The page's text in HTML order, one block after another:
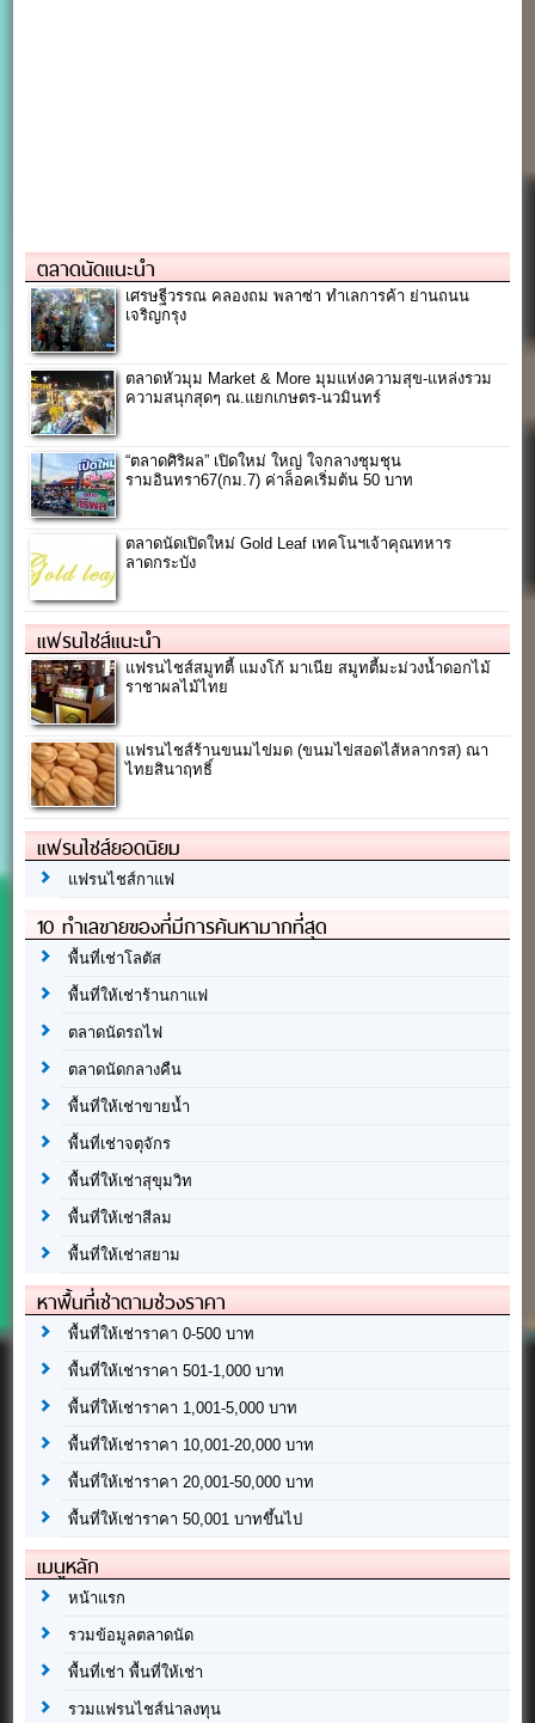
ตลาดนัดแนะนำ
เศรษฐีวรรณ คลองถม พลาซ่า ทำเลการค้า ย่านถนน
เจริญกรุง
ตลาดหัวมุม Market & More มุมแห่งความสุข-แหล่งรวม
ความสนุกสุดๆ ณ.แยกเกษตร-นวมินทร์
“ตลาดศิริผล” เปิดใหม่ ใหญ่ ใจกลางชุมชุน
รามอินทรา67(กม.7) ค่าล็อคเริ่มต้น 50 บาท
ตลาดนัดเปิดใหม่ Gold Leaf เทคโนฯเจ้าคุณทหาร
ลาดกระบัง
แฟรนไชส์แนะนำ
แฟรนไชส์สมูทตี้ แมงโก้ มาเนีย สมูทตี้มะม่วงน้ำดอกไม้
ราชาผลไม้ไทย
แฟรนไชส์ร้านขนมไข่มด (ขนมไข่สอดไส้หลากรส) ณา
ไทยสินาฤทธิ์
แฟรนไชส์ยอดนิยม
แฟรนไชส์กาแฟ
10 ทำเลขายของที่มีการค้นหามากที่สุด
พื้นที่เช่าโลตัส
พื้นที่ให้เช่าร้านกาแฟ
ตลาดนัดรถไฟ
ตลาดนัดกลางคืน
พื้นที่ให้เช่าขายน้ำ
พื้นที่เช่าจตุจักร
พื้นที่ให้เช่าสุขุมวิท
พื้นที่ให้เช่าสีลม
พื้นที่ให้เช่าสยาม
หาพื้นที่เช่าตามช่วงราคา
พื้นที่ให้เช่าราคา 0-500 บาท
พื้นที่ให้เช่าราคา 501-1,000 บาท
พื้นที่ให้เช่าราคา 1,001-5,000 บาท
พื้นที่ให้เช่าราคา 10,001-20,000 บาท
พื้นที่ให้เช่าราคา 20,001-50,000 บาท
พื้นที่ให้เช่าราคา 50,001 บาทขึ้นไป
เมนูหลัก
หน้าแรก
รวมข้อมูลตลาดนัด
พื้นที่เช่า พื้นที่ให้เช่า
รวมแฟรนไชส์น่าลงทุน